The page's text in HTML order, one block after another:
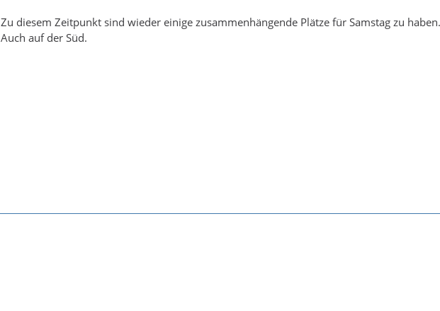
Zu diesem Zeitpunkt sind wieder einige zusammenhängende Plätze für Samstag zu haben.
Auch auf der Süd.